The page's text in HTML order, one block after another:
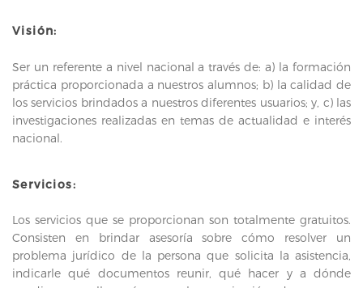
Visión:
Ser un referente a nivel nacional a través de: a) la formación
práctica proporcionada a nuestros alumnos; b) la calidad de
los servicios brindados a nuestros diferentes usuarios; y, c) las
investigaciones realizadas en temas de actualidad e interés
nacional.
Servicios:
Los servicios que se proporcionan son totalmente gratuitos.
Consisten en brindar asesoría sobre cómo resolver un
problema jurídico de la persona que solicita la asistencia,
indicarle qué documentos reunir, qué hacer y a dónde